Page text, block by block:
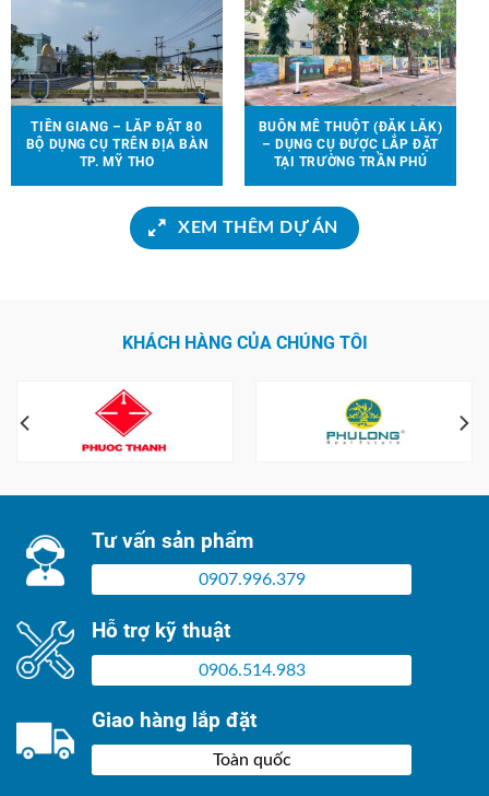
TIỀN GIANG – LẮP ĐẶT 80
BỘ DỤNG CỤ TRÊN ĐỊA BÀN
TP. MỸ THO
BUÔN MÊ THUỘT (ĐẮK LẮK)
– DỤNG CỤ ĐƯỢC LẮP ĐẶT
TẠI TRƯỜNG TRẦN PHÚ
XEM THÊM DỰ ÁN
KHÁCH HÀNG CỦA CHÚNG TÔI
Tư vấn sản phẩm
0907.996.379
Hỗ trợ kỹ thuật
0906.514.983
Giao hàng lắp đặt
Toàn quốc